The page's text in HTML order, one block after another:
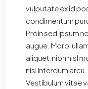
vulputate ex id
condimentum
Proin sed ipsum
augue. Morbi
aliquet, nibh nisl
nisl interdum arcu.
Vestibulum vitae